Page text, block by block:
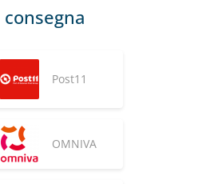
Post11
OMNIVA